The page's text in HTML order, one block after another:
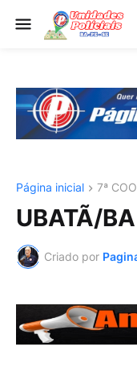
Página inicial 7ª
UBATÃ/BA
Criado por